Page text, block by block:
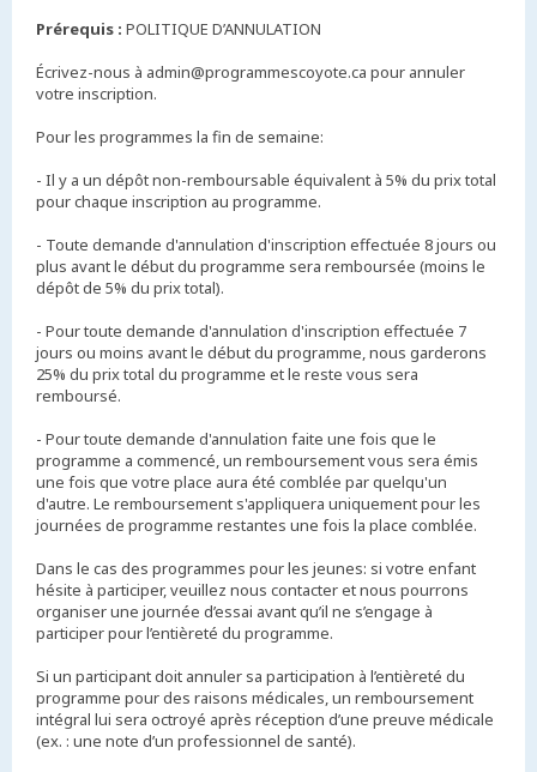
Prérequis : POLITIQUE D’ANNULATION
Écrivez-nous à admin@programmescoyote.ca pour annuler
votre inscription.
Pour les programmes la fin de semaine:
- Il y a un dépôt non-remboursable équivalent à 5% du prix total
pour chaque inscription au programme.
- Toute demande d'annulation d'inscription effectuée 8 jours ou
plus avant le début du programme sera remboursée (moins le
dépôt de 5% du prix total).
- Pour toute demande d'annulation d'inscription effectuée 7
jours ou moins avant le début du programme, nous garderons
25% du prix total du programme et le reste vous sera
remboursé.
- Pour toute demande d'annulation faite une fois que le
programme a commencé, un remboursement vous sera émis
une fois que votre place aura été comblée par quelqu'un
d'autre. Le remboursement s'appliquera uniquement pour les
journées de programme restantes une fois la place comblée.
Dans le cas des programmes pour les jeunes: si votre enfant
hésite à participer, veuillez nous contacter et nous pourrons
organiser une journée d’essai avant qu’il ne s’engage à
participer pour l’entièreté du programme.
Si un participant doit annuler sa participation à l’entièreté du
programme pour des raisons médicales, un remboursement
intégral lui sera octroyé après réception d’une preuve médicale
(ex. : une note d’un professionnel de santé).